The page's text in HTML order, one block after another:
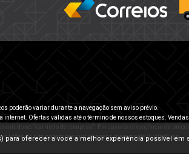
oferecer a você a melhor experiência possível em
poderão variar durante a navegação sem aviso prévio.
internet. Ofertas válidas até o término de nossos estoques.
no “carrinho de compras”. Em caso de divergência de
do site podem possuir imagens meramente ilustrativas.